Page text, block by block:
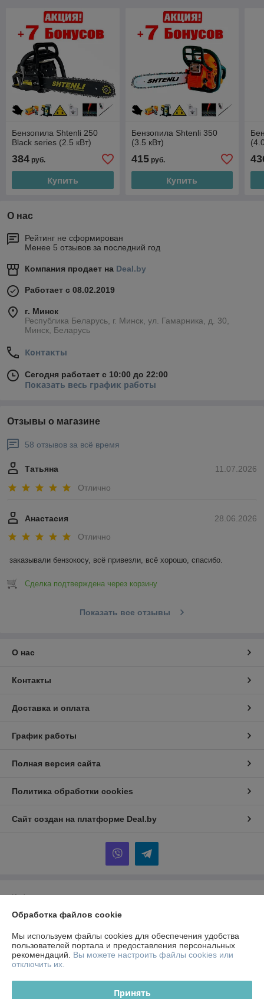
Бензопила Shtenli 250
Black series (2.5 кВт)
384 руб.
Купить
Бензопила Shtenli 350
(3.5 кВт)
415руб.
Купить
О нас
Рейтинг не сформирован
Менее 5 отзывов за последний год
Компания продает на Deal.by
Работает с 08.02.2019
г. Минск
Республика Беларусь, г. Минск, ул. Гамарника, д. 30,
Минск, Беларусь
Контакты
Сегодня работает с 10:00 до 22:00
Показать весь график работы
Отзывы о магазине
58 отзывов за всё время
11.07.2026
Татьяна
Отлично
28.06.2026
Анастасия
Отлично
заказывали бензокосу, всё привезли, всё хорошо, спасибо.
Сделка подтверждена через корзину
Показать все отзывы
О нас
Контакты
Доставка и оплата
График работы
Полная версия сайта
Политика обработки cookies
Сайт создан на платформе Deal.by
Информация для покупателя
Юридическое лицо:Общество с ограниченной ответственностью
20131 ,Республика Беларусь, г. Минск, ул. Гамарника, д. 30, офис. 405
Регистрационный номер ЕГР: 193543133
Регистрационный орган: Минский горисполком
Обработка файлов cookie
Мы используем файлы cookies для обеспечения удобства
пользователей портала и предоставления персональных
рекомендаций. Вы можете настроить файлы cookies или
отключить их.
Принять